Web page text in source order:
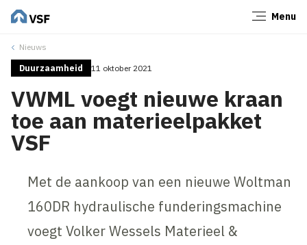
Menu
Nieuws
Duurzaamheid 11 oktober 2021
VWML voegt nieuwe kraan
toe aan materieelpakket
VSF
Met de aankoop van een nieuwe Woltman
160DR hydraulische funderingsmachine
voegt Volker Wessels Materieel &
Sluiten